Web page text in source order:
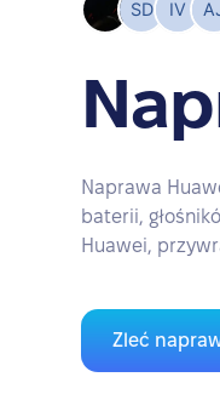
Naprawa
baterii,
Huawei,
Zleć